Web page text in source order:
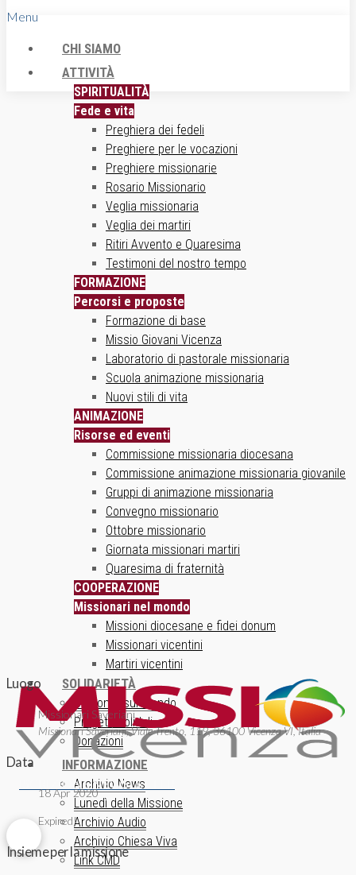
Menu
CHI SIAMO
ATTIVITÀ
SPIRITUALITÀ
Fede e vita
Preghiera dei fedeli
Preghiere per le vocazioni
Preghiere missionarie
Rosario Missionario
Veglia missionaria
Veglia dei martiri
Ritiri Avvento e Quaresima
Testimoni del nostro tempo
FORMAZIONE
Percorsi e proposte
Formazione di base
Missio Giovani Vicenza
Laboratorio di pastorale missionaria
Scuola animazione missionaria
Nuovi stili di vita
ANIMAZIONE
Risorse ed eventi
Commissione missionaria diocesana
Commissione animazione missionaria giovanile
Gruppi di animazione missionaria
Convegno missionario
Ottobre missionario
Giornata missionari martiri
Quaresima di fraternità
COOPERAZIONE
Missionari nel mondo
Missioni diocesane e fidei donum
Missionari vicentini
Martiri vicentini
SOLIDARIETÀ
Un ponte sul mondo
Progetti solidali
Donazioni
INFORMAZIONE
Archivio News
Lunedì della Missione
Archivio Audio
Archivio Chiesa Viva
Link CMD
ISCRIZIONE NEWSLETTER
Luogo
Missionari Saveriani
Missionari Saveriani, Viale Trento, 119, 36100 Vicenza VI, Italia
Data
18 Apr 2020
Expired!
Insieme per la missione